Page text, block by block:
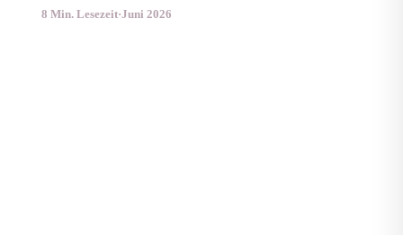
8 Min. Lesezeit·Juni 2026